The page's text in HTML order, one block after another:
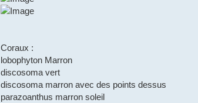
Coraux :
lobophyton Marron
discosoma vert
discosoma marron avec des points dessus
parazoanthus marron soleil